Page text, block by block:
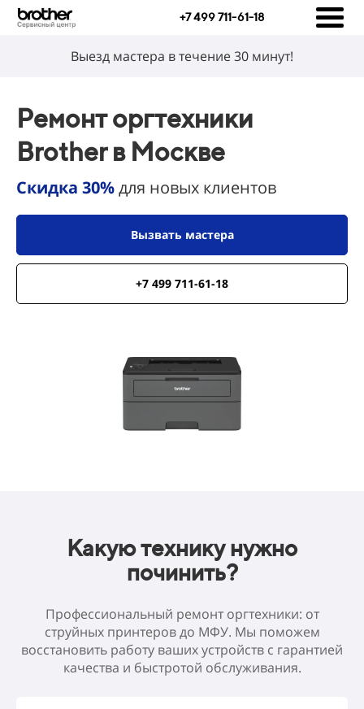
+7 499 711-61-18
Выезд мастера в течение 30 минут!
Ремонт оргтехники
Brother в Москве
Скидка 30%для новых клиентов
Вызвать мастера
+7 499 711-61-18
Какую технику нужно
починить?
Профессиональный ремонт оргтехники: от
струйных принтеров до МФУ. Мы поможем
восстановить работу ваших устройств с гарантией
качества и быстротой обслуживания.